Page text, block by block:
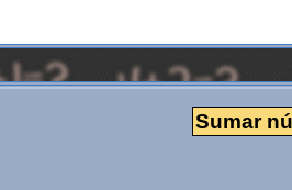
Sumar